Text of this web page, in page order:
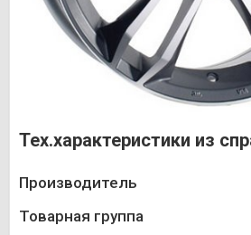
Тех.характеристики из
Производитель
Товарная группа